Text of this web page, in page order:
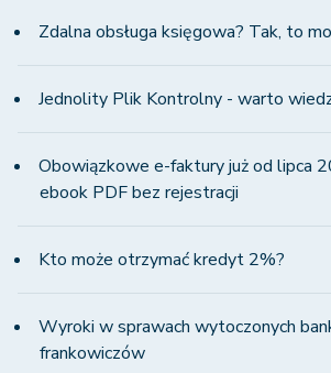
Zdalna obsługa księgowa? Tak, to
Jednolity Plik Kontrolny - warto
Obowiązkowe e-faktury już od lipca
ebook PDF bez rejestracji
Kto może otrzymać kredyt 2%?
Wyroki w sprawach wytoczonych
frankowiczów